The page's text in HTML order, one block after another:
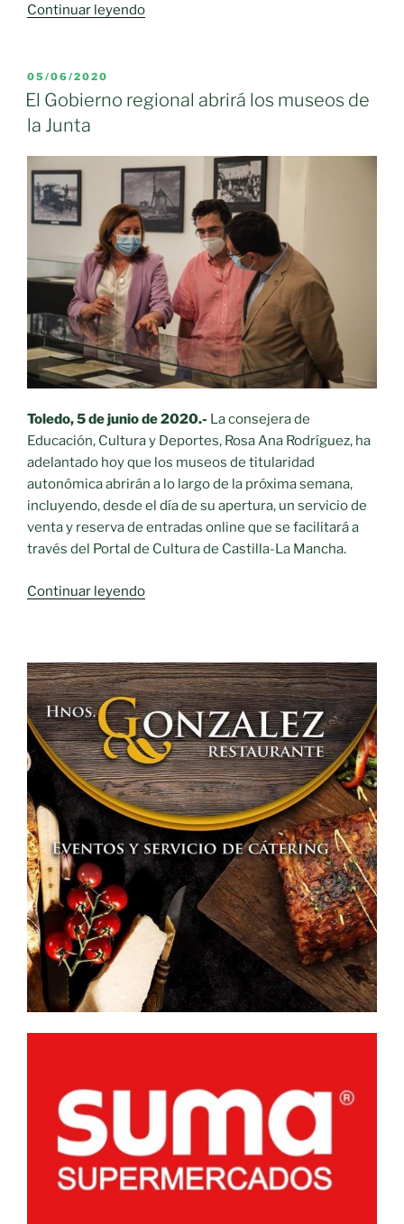
Continuar leyendo«El
Castilla-
en
3D»
PUBLICADO
EL
05/06/2020
El Gobierno regional abrirá los museos de
la Junta
Toledo, 5 de junio de 2020.- La consejera de
Educación, Cultura y Deportes, Rosa Ana Rodríguez, ha
adelantado hoy que los museos de titularidad
autonómica abrirán a lo largo de la próxima semana,
incluyendo, desde el día de su apertura, un servicio de
venta y reserva de entradas online que se facilitará a
través del Portal de Cultura de Castilla-La Mancha.
Continuar leyendo«El
los
museos
de
la
Junta»